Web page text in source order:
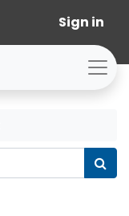
Sign in